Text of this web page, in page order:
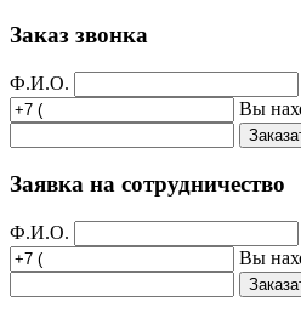
Заказ звонка
Ф.И.О.
Вы
Заявка на сотрудничество
Ф.И.О.
Вы